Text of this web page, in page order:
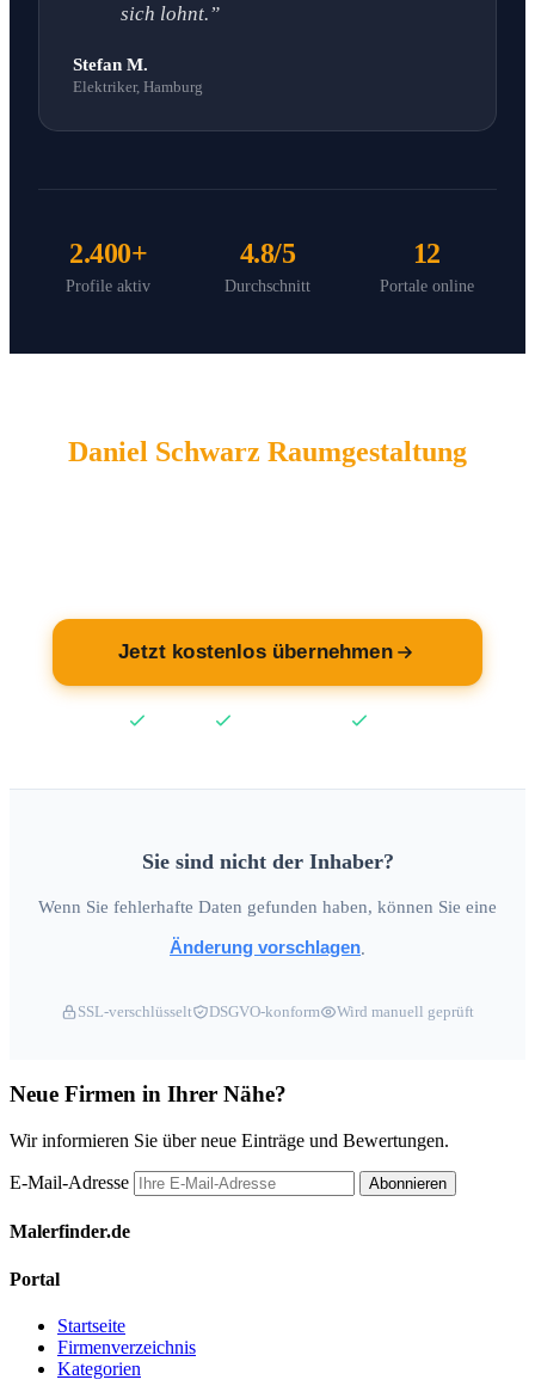
sich lohnt.”
Stefan M.
Elektriker, Hamburg
2.400+
Profile aktiv
4.8/5
Durchschnitt
12
Portale online
Daniel Schwarz Raumgestaltung
Jetzt kostenlos übernehmen
Sie sind nicht der Inhaber?
Wenn Sie fehlerhafte Daten gefunden haben, können Sie eine
Änderung vorschlagen
SSL-verschlüsselt DSGVO-konform Wird manuell geprüft
Neue Firmen in Ihrer Nähe?
Wir informieren Sie über neue Einträge und Bewertungen.
E-Mail-Adresse Abonnieren
Malerfinder.de
Portal
Startseite
Firmenverzeichnis
Kategorien